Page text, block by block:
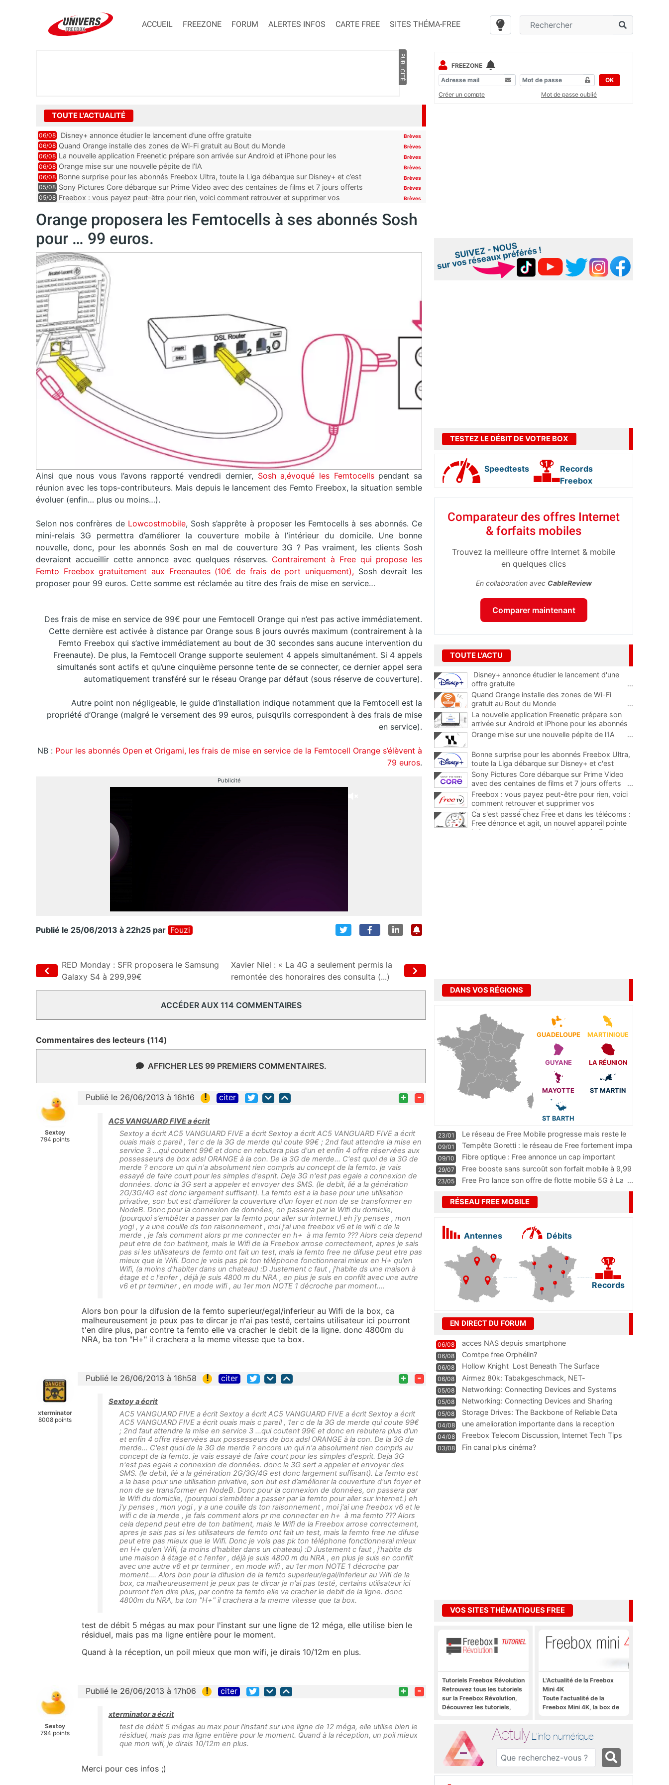
ACCUEIL FREEZONE FORUM ALERTES INFOS CARTE FREE SITES THÉMA-FREE
PUBLICITÉ
TOUTE L'ACTUALITÉ
06/08 Disney+ annonce étudier le lancement d’une offre gratuite Brèves
06/08 Quand Orange installe des zones de Wi-Fi gratuit au Bout du Monde Brèves
06/08 La nouvelle application Freenetic prépare son arrivée sur Android et iPhone pour les
abonnés Freebox, testez la
Brèves
06/08 Orange mise sur une nouvelle pépite de l’IA Brèves
06/08 Bonne surprise pour les abonnés Freebox Ultra, toute la Liga débarque sur Disney+ et c’est
inclus
Brèves
05/08 Sony Pictures Core débarque sur Prime Video avec des centaines de films et 7 jours offerts Brèves
05/08 Freebox : vous payez peut-être pour rien, voici comment retrouver et supprimer vos
Brèves
Orange proposera les Femtocells à ses abonnés Sosh
pour … 99 euros.
Ainsi que nous vous l’avons rapporté vendredi dernier, Sosh a,évoqué les Femtocellspendant sa
réunion avec les tops-contributeurs. Mais depuis le lancement des Femto Freebox, la situation semble
évoluer (enfin… plus ou moins…).
Selon nos confrères de Lowcostmobile, Sosh s’apprête à proposer les Femtocells à ses abonnés. Ce
mini-relais 3G permettra d’améliorer la couverture mobile à l’intérieur du domicile. Une bonne
nouvelle, donc, pour les abonnés Sosh en mal de couverture 3G ? Pas vraiment, les clients Sosh
devraient accueillir cette annonce avec quelques réserves. Contrairement à Free qui propose les
Femto Freebox gratuitement aux Freenautes (10€ de frais de port uniquement),Sosh devrait les
proposer pour 99 euros. Cette somme est réclamée au titre des frais de mise en service…
Des frais de mise en service de 99€ pour une Femtocell Orange qui n’est pas active immédiatement.
Cette dernière est activée à distance par Orange sous 8 jours ouvrés maximum (contrairement à la
Femto Freebox qui s’active immédiatement au bout de 30 secondes sans aucune intervention du
Freenaute). De plus, la Femtocell Orange supporte seulement 4 appels simultanément. Si 4 appels
simultanés sont actifs et qu’une cinquième personne tente de se connecter, ce dernier appel sera
automatiquement transféré sur le réseau Orange par défaut (sous réserve de couverture).
Autre point non négligeable, le guide d’installation indique notamment que la Femtocell est la
propriété d’Orange (malgré le versement des 99 euros, puisqu’ils correspondent à des frais de mise
en service).
NB : Pour les abonnés Open et Origami, les frais de mise en service de la Femtocell Orange s’élèvent à
79 euros.
Publicité
Publié le 25/06/2013 à 22h25 par Fouzi
RED Monday : SFR proposera le Samsung
Galaxy S4 à 299,99€
Xavier Niel : « La 4G a seulement permis la
remontée des honoraires des consulta (...)
ACCÉDER AUX 114 COMMENTAIRES
Commentaires des lecteurs (114)
AFFICHER LES 99 PREMIERS COMMENTAIRES.
Sextoy
794 points
Publié le 26/06/2013 à 16h16 ! citer + -
AC5 VANGUARD FIVE a écrit
Sextoy a écrit AC5 VANGUARD FIVE a écrit Sextoy a écrit AC5 VANGUARD FIVE a écrit
ouais mais c pareil , 1er c de la 3G de merde qui coute 99€ ; 2nd faut attendre la mise en
service 3 ...qui coutent 99€ et donc en rebutera plus d'un et enfin 4 offre réservées aux
possesseurs de box adsl ORANGE à la con. De la 3G de merde... C'est quoi de la 3G de
merde ? encore un qui n'a absolument rien compris au concept de la femto. je vais
essayé de faire court pour les simples d'esprit. Deja 3G n'est pas egale a connexion de
données. donc la 3G sert a appeler et envoyer des SMS. (le debit, lié a la génération
2G/3G/4G est donc largement suffisant). La femto est a la base pour une utilisation
privative, son but est d’améliorer la couverture d'un foyer et non de se transformer en
NodeB. Donc pour la connexion de données, on passera par le Wifi du domicile,
(pourquoi s’embêter a passer par la femto pour aller sur internet.) eh j'y penses , mon
yogi , y a une couille ds ton raisonnement , moi j'ai une freebox v6 et le wifi c de la
merde , je fais comment alors pr me connecter en h+ à ma femto ??? Alors cela depend
peut etre de ton batiment, mais le Wifi de la Freebox arrose correctement, apres je sais
pas si les utilisateurs de femto ont fait un test, mais la femto free ne difuse peut etre pas
mieux que le Wifi. Donc je vois pas pk ton téléphone fonctionnerai mieux en H+ qu'en
Wifi, (a moins d'habiter dans un chateau) :D Justement c faut , j'habite ds une maison à
étage et c l'enfer , déjà je suis 4800 m du NRA , en plus je suis en conflit avec une autre
v6 et pr terminer , en mode wifi , au 1er mon NOTE 1 décroche par moment....
Alors bon pour la difusion de la femto superieur/egal/inferieur au Wifi de la box, ca
malheureusement je peux pas te dircar je n'ai pas testé, certains utilisateur ici pourront
t'en dire plus, par contre ta femto elle va cracher le debit de la ligne. donc 4800m du
NRA, ba ton "H+" il crachera a la meme vitesse que ta box.
xterminator
8008 points
Publié le 26/06/2013 à 16h58 ! citer + -
Sextoy a écrit
AC5 VANGUARD FIVE a écrit Sextoy a écrit AC5 VANGUARD FIVE a écrit Sextoy a écrit
AC5 VANGUARD FIVE a écrit ouais mais c pareil , 1er c de la 3G de merde qui coute 99€
; 2nd faut attendre la mise en service 3 ...qui coutent 99€ et donc en rebutera plus d'un
et enfin 4 offre réservées aux possesseurs de box adsl ORANGE à la con. De la 3G de
merde... C'est quoi de la 3G de merde ? encore un qui n'a absolument rien compris au
concept de la femto. je vais essayé de faire court pour les simples d'esprit. Deja 3G
n'est pas egale a connexion de données. donc la 3G sert a appeler et envoyer des
SMS. (le debit, lié a la génération 2G/3G/4G est donc largement suffisant). La femto est
a la base pour une utilisation privative, son but est d’améliorer la couverture d'un foyer et
non de se transformer en NodeB. Donc pour la connexion de données, on passera par
le Wifi du domicile, (pourquoi s’embêter a passer par la femto pour aller sur internet.) eh
j'y penses , mon yogi , y a une couille ds ton raisonnement , moi j'ai une freebox v6 et le
wifi c de la merde , je fais comment alors pr me connecter en h+ à ma femto ??? Alors
cela depend peut etre de ton batiment, mais le Wifi de la Freebox arrose correctement,
apres je sais pas si les utilisateurs de femto ont fait un test, mais la femto free ne difuse
peut etre pas mieux que le Wifi. Donc je vois pas pk ton téléphone fonctionnerai mieux
en H+ qu'en Wifi, (a moins d'habiter dans un chateau) :D Justement c faut , j'habite ds
une maison à étage et c l'enfer , déjà je suis 4800 m du NRA , en plus je suis en conflit
avec une autre v6 et pr terminer , en mode wifi , au 1er mon NOTE 1 décroche par
moment.... Alors bon pour la difusion de la femto superieur/egal/inferieur au Wifi de la
box, ca malheureusement je peux pas te dircar je n'ai pas testé, certains utilisateur ici
pourront t'en dire plus, par contre ta femto elle va cracher le debit de la ligne. donc
4800m du NRA, ba ton "H+" il crachera a la meme vitesse que ta box.
test de débit 5 mégas au max pour l'instant sur une ligne de 12 méga, elle utilise bien le
résiduel, mais pas ma ligne entière pour le moment.
Quand à la réception, un poil mieux que mon wifi, je dirais 10/12m en plus.
Sextoy
794 points
Publié le 26/06/2013 à 17h06 ! citer + -
xterminator a écrit
test de débit 5 mégas au max pour l'instant sur une ligne de 12 méga, elle utilise bien le
résiduel, mais pas ma ligne entière pour le moment. Quand à la réception, un poil mieux
que mon wifi, je dirais 10/12m en plus.
Merci pour ces infos ;)
FREEZONE
OK
Créer un compte
Mot de passe oublié
TESTEZ LE DÉBIT DE VOTRE BOX
Speedtests
Records
Freebox
Comparateur des offres Internet
& forfaits mobiles
Trouvez la meilleure offre Internet & mobile
en quelques clics
En collaboration avec CableReview
Comparer maintenant
TOUTE L'ACTU
Disney+ annonce étudier le lancement d'une
offre gratuite
...
Quand Orange installe des zones de Wi-Fi
gratuit au Bout du Monde
...
La nouvelle application Freenetic prépare son
arrivée sur Android et iPhone pour les abonnés
Freebox, testez la
Orange mise sur une nouvelle pépite de l'IA ...
Bonne surprise pour les abonnés Freebox Ultra,
toute la Liga débarque sur Disney+ et c'est
inclus
Sony Pictures Core débarque sur Prime Video
avec des centaines de films et 7 jours offerts
...
Freebox : vous payez peut-être pour rien, voici
comment retrouver et supprimer vos
abonnements TV oubliés
...
Ca s'est passé chez Free et dans les télécoms :
Free dénonce et agit, un nouvel appareil pointe
le bout de son nez chez des abonnés Freebox...
DANS VOS RÉGIONS
GUADELOUPE MARTINIQUE
GUYANE LA RÉUNION
MAYOTTE ST MARTIN
ST BARTH
23/01
Le réseau de Free Mobile progresse mais reste le
m
...
09/01
Tempête Goretti : le réseau de Free fortement impa
09/10
Fibre optique : Free annonce un cap important
pass
...
29/07
Free booste sans surcoût son forfait mobile à 9,99
23/05 Free Pro lance son offre de flotte mobile 5G à La ...
RÉSEAU FREE MOBILE
Antennes Débits
Records
EN DIRECT DU FORUM
06/08 acces NAS depuis smartphone
06/08 Comtpe free Orphélin?
06/08 Hollow Knight  Lost Beneath The Surface
06/08
Airmez 80k: Tabakgeschmack, NET-
Technologie und Leistung im
05/08 Networking: Connecting Devices and Systems
05/08
Networking: Connecting Devices and Sharing
Information
05/08
Storage Drives: The Backbone of Reliable Data
Management
04/08
une amelioration importante dans la reception
WIFI
04/08
Freebox Telecom Discussion, Internet Tech Tips
Communi
03/08 Fin canal plus cinéma?
VOS SITES THÉMATIQUES FREE
Tutoriels Freebox Révolution
Retrouvez tous les tutoriels
sur la Freebox Révolution,
Découvrez les tutoriels,
Freebox Server, Freebox
Player
L'Actualité de la Freebox
Mini 4K
Toute l'actualité de la
Freebox Mini 4K, la box de
Actuly L'info numérique